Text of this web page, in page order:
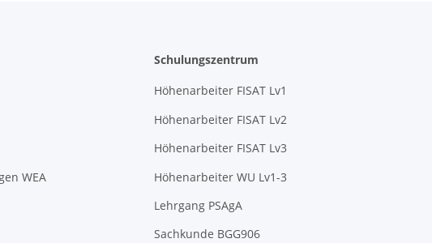
WEA
Schulungszentrum
Höhenarbeiter FISAT Lv1
Höhenarbeiter FISAT Lv2
Höhenarbeiter FISAT Lv3
Höhenarbeiter WU Lv1-3
Lehrgang PSAgA
Sachkunde BGG906